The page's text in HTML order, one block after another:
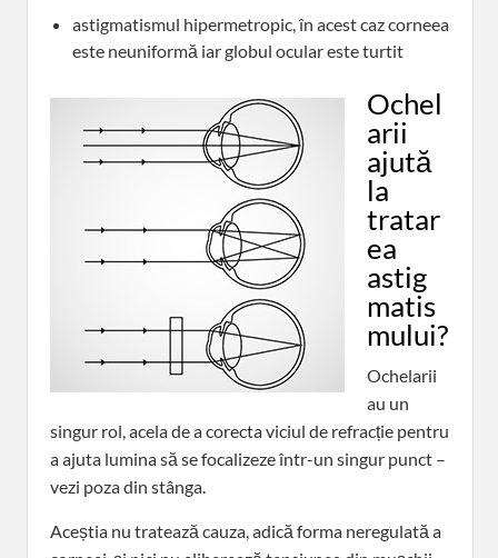
astigmatismul hipermetropic, în acest caz corneea
este neuniformă iar globul ocular este turtit
Ochel
arii
ajută
la
tratar
ea
astig
matis
mului?
Ochelarii
au un
singur rol, acela de a corecta viciul de refracție pentru
a ajuta lumina să se focalizeze într-un singur punct –
vezi poza din stânga.
Aceștia nu tratează cauza, adică forma neregulată a